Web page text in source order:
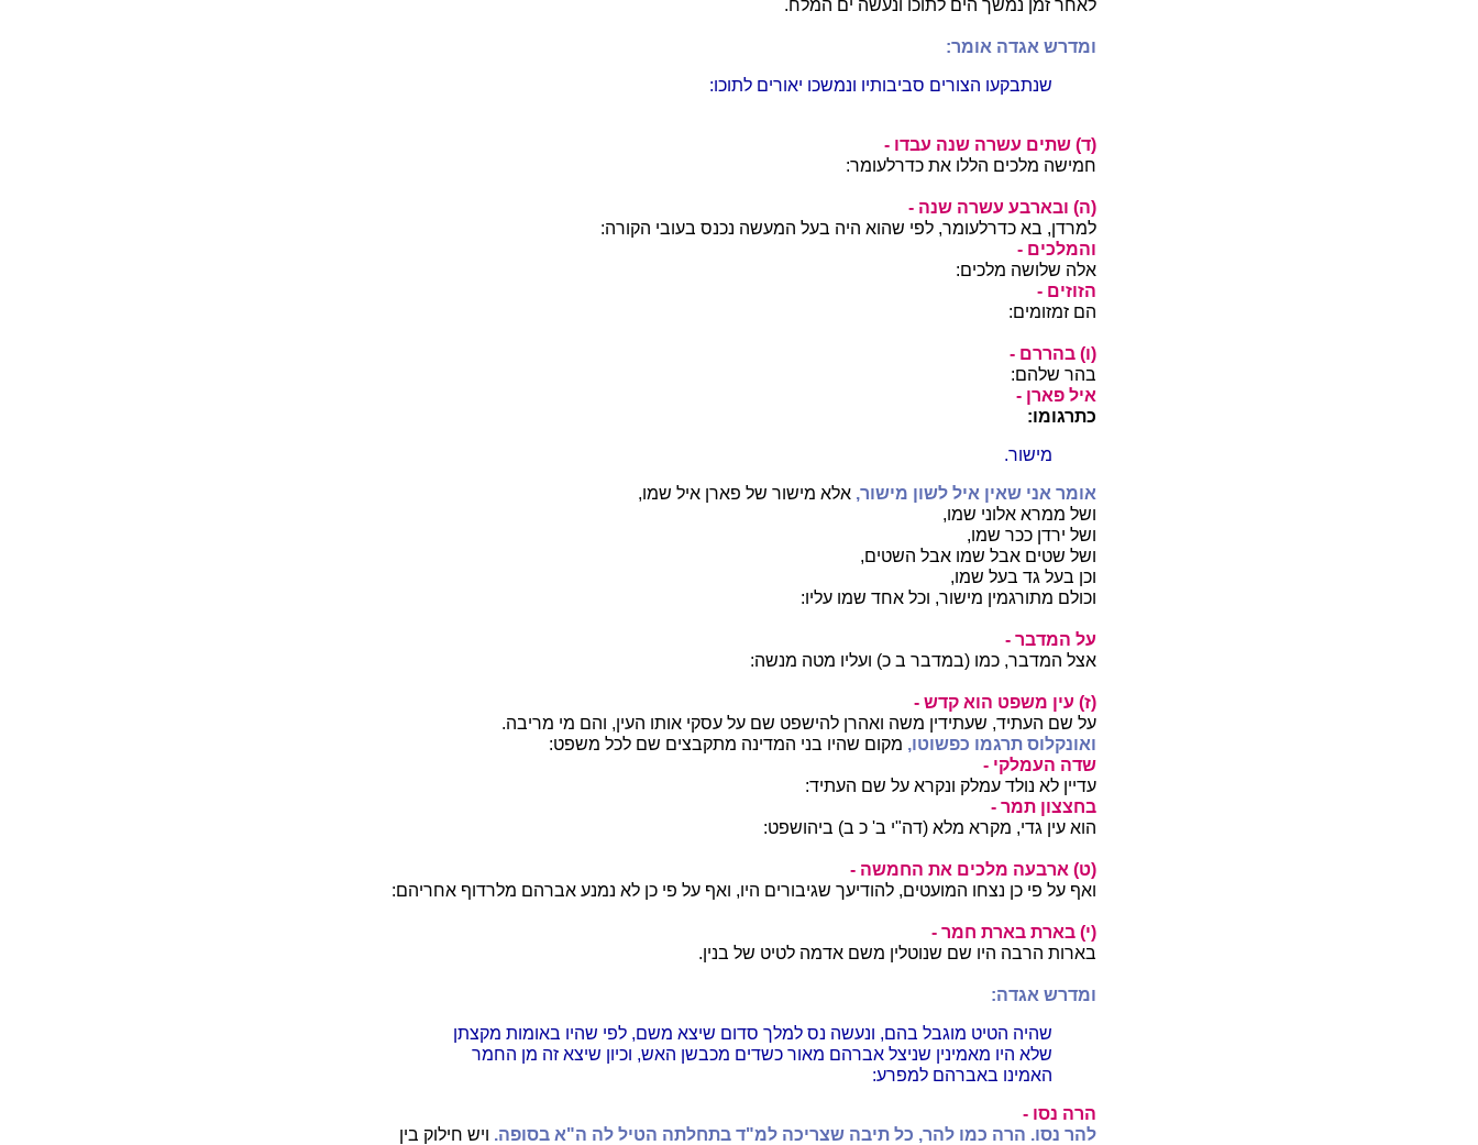
לאחר זמן נמשך הים לתוכו ונעשה ים המלח.
ומדרש אגדה אומר:
שנתבקעו הצורים סביבותיו ונמשכו יאורים לתוכו:
(ד) שתים עשרה שנה עבדו -
חמישה מלכים הללו את כדרלעומר:
(ה) ובארבע עשרה שנה -
למרדן, בא כדרלעומר, לפי שהוא היה בעל המעשה נכנס בעובי הקורה:
והמלכים -
אלה שלושה מלכים:
הזוזים -
הם זמזומים:
(ו) בהררם -
בהר שלהם:
איל פארן -
כתרגומו:
מישור.
אומר אני שאין איל לשון מישור, אלא מישור של פארן איל שמו,
ושל ממרא אלוני שמו,
ושל ירדן ככר שמו,
ושל שטים אבל שמו אבל השטים,
וכן בעל גד בעל שמו,
וכולם מתורגמין מישור, וכל אחד שמו עליו:
על המדבר -
אצל המדבר, כמו (במדבר ב כ) ועליו מטה מנשה:
(ז) עין משפט הוא קדש -
על שם העתיד, שעתידין משה ואהרן להישפט שם על עסקי אותו העין, והם מי מריבה.
ואונקלוס תרגמו כפשוטו, מקום שהיו בני המדינה מתקבצים שם לכל משפט:
שדה העמלקי -
עדיין לא נולד עמלק ונקרא על שם העתיד:
בחצצון תמר -
הוא עין גדי, מקרא מלא (דה"י ב' כ ב) ביהושפט:
(ט) ארבעה מלכים את החמשה -
ואף על פי כן נצחו המועטים, להודיעך שגיבורים היו, ואף על פי כן לא נמנע אברהם מלרדוף אחריהם:
(י) בארת בארת חמר -
בארות הרבה היו שם שנוטלין משם אדמה לטיט של בנין.
ומדרש אגדה:
שהיה הטיט מוגבל בהם, ונעשה נס למלך סדום שיצא משם, לפי שהיו באומות מקצתן
שלא היו מאמינין שניצל אברהם מאור כשדים מכבשן האש, וכיון שיצא זה מן החמר
האמינו באברהם למפרע:
הרה נסו -
להר נסו. הרה כמו להר, כל תיבה שצריכה למ"ד בתחלתה הטיל לה ה"א בסופה. ויש חילוק בין